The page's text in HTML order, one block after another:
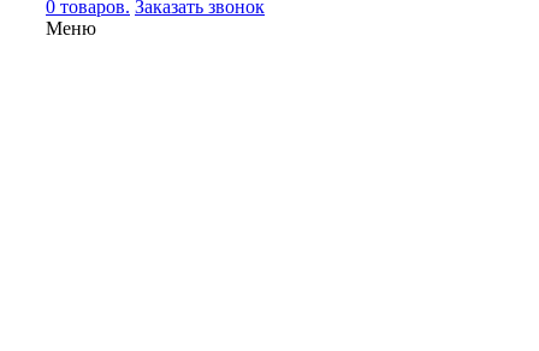
0 товаров. Заказать звонок
Меню